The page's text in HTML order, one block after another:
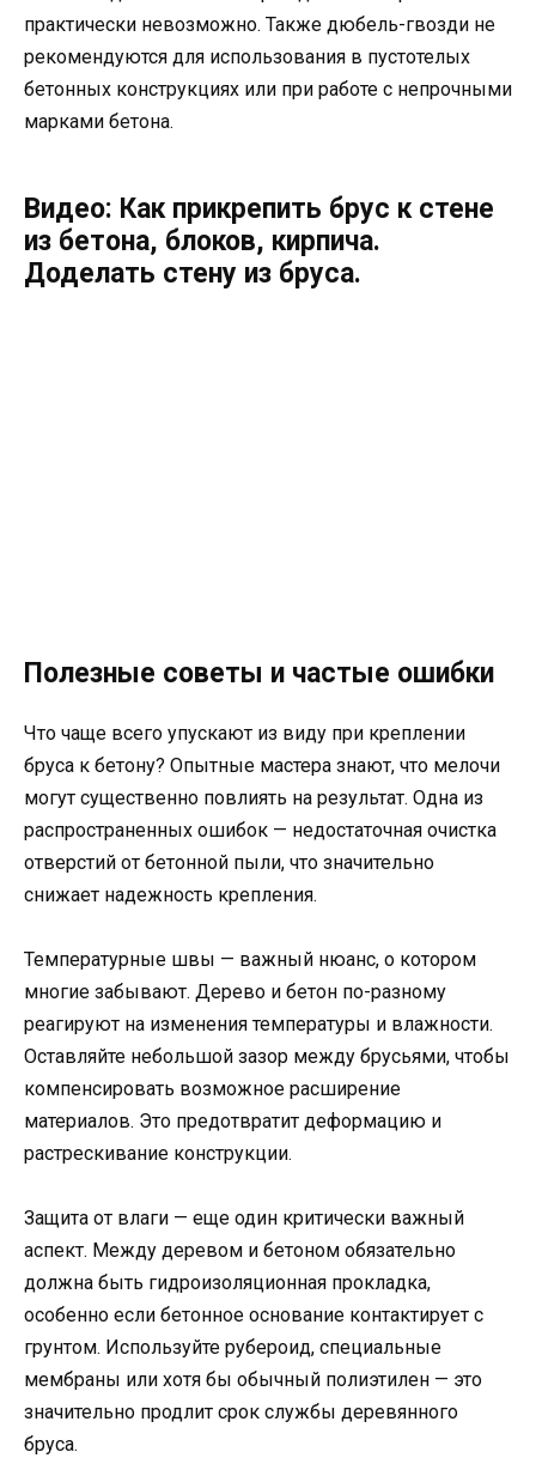
практически невозможно. Также дюбель-гвозди не
рекомендуются для использования в пустотелых
бетонных конструкциях или при работе с непрочными
марками бетона.
Видео: Как прикрепить брус к стене
из бетона, блоков, кирпича.
Доделать стену из бруса.
Полезные советы и частые ошибки
Что чаще всего упускают из виду при креплении
бруса к бетону? Опытные мастера знают, что мелочи
могут существенно повлиять на результат. Одна из
распространенных ошибок — недостаточная очистка
отверстий от бетонной пыли, что значительно
снижает надежность крепления.
Температурные швы — важный нюанс, о котором
многие забывают. Дерево и бетон по-разному
реагируют на изменения температуры и влажности.
Оставляйте небольшой зазор между брусьями, чтобы
компенсировать возможное расширение
материалов. Это предотвратит деформацию и
растрескивание конструкции.
Защита от влаги — еще один критически важный
аспект. Между деревом и бетоном обязательно
должна быть гидроизоляционная прокладка,
особенно если бетонное основание контактирует с
грунтом. Используйте рубероид, специальные
мембраны или хотя бы обычный полиэтилен — это
значительно продлит срок службы деревянного
бруса.